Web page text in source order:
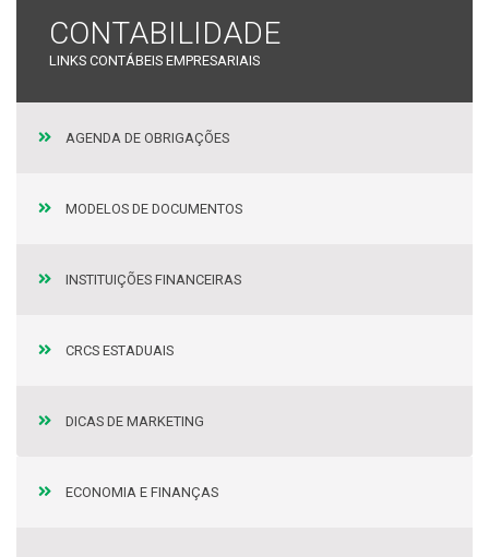
CONTABILIDADE
LINKS CONTÁBEIS EMPRESARIAIS
AGENDA DE OBRIGAÇÕES
MODELOS DE DOCUMENTOS
INSTITUIÇÕES FINANCEIRAS
CRCS ESTADUAIS
DICAS DE MARKETING
ECONOMIA E FINANÇAS